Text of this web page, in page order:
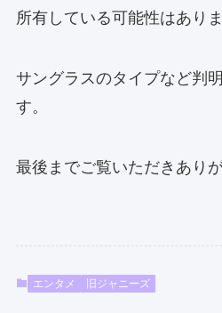
所有している可能性はありま
サングラスのタイプなど判
す。
最後までご覧いただきあり
エンタメ 旧ジャニーズ